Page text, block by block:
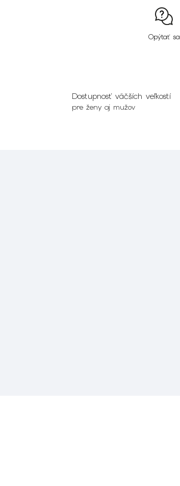
Opýtať sa
Dostupnosť väčších veľkostí
pre ženy aj mužov